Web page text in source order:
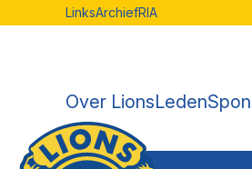
LinksArchiefRIA
Over LionsLeden